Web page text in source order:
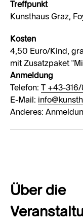
Treffpunkt
Kunsthaus Graz,
Kosten
4,50 Euro/Kind,
mit Zusatzpaket
Anmeldung
Telefon: T +43-
E-Mail:
Anderes:
Über die